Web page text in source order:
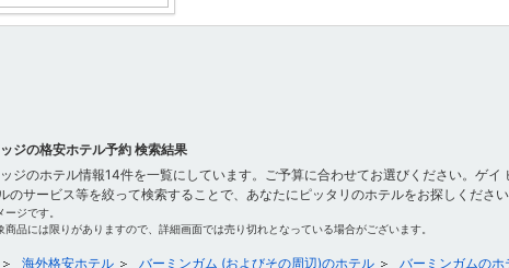
ジの格安ホテル予約 検索結果
ジのホテル情報14件を一覧にしています。ご予算に合わせてお選びください。ゲイ
のサービス等を絞って検索することで、あなたにピッタリのホテルをお探しください
ジです。
商品には限りがありますので、詳細画面では売り切れとなっている場合がございます。
海外格安ホテル バーミンガム (およびその周辺)のホテル バーミンガムのホ